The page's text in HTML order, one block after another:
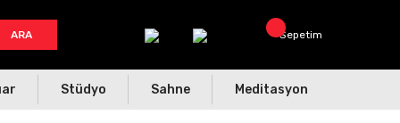
ARA Sepetim
Stüdyo Sahne Meditasyon